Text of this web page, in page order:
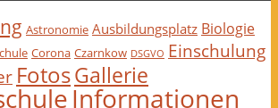
Astronomie Ausbildungsplatz Biologie
Corona Czarnkow DSGVO Einschulung
FotosGallerie
Informationen